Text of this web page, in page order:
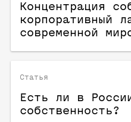
Концентрация
корпоративный
современной
Статья
Есть ли в
собственность?